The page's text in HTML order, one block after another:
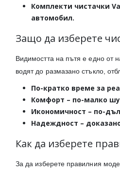
Комплекти чистачки
автомобил.
Защо да изберете
Видимостта на пътя е едно от
водят до размазано стъкло,
По-кратко време за
Комфорт – по-малко
Икономичност – по-
Надеждност –
Как да изберете
За да изберете правилния